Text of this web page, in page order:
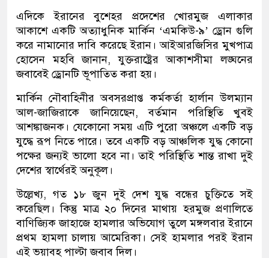
এদিকে ইরানের বুশেহর প্রদেশের খোরমুজ এলাকার
আকাশে একটি অত্যাধুনিক মার্কিন ‘এমকিউ-৯’ ড্রোন গুলি
করে নামানোর দাবি করেছে ইরান। আইআরজিসির মুখপাত্র
হোসেন মহবি জানান, যুক্তরাষ্ট্রের আকাশসীমা লঙ্ঘনের
জবাবেই ড্রোনটি ভূপাতিত করা হয়।
মার্কিন নৌবাহিনীর অবসরপ্রাপ্ত কর্মকর্তা হার্লান উলম্যান
আল-জাজিরাকে জানিয়েছেন, বর্তমান পরিস্থিতি খুবই
আশঙ্কাজনক। যেকোনো সময় এটি পুরো অঞ্চলে একটি বড়
যুদ্ধে রূপ নিতে পারে। তবে একটি বড় আঞ্চলিক যুদ্ধ কোনো
পক্ষের জন্যই ভালো হবে না। তাই পরিস্থিতি শান্ত রাখা দুই
দেশের স্বার্থেরই অনুকূল।
উল্লেখ্য, গত ১৮ জুন দুই দেশ যুদ্ধ বন্ধের চুক্তিতে সই
করেছিল। কিন্তু মাত্র ২০ দিনের মাথায় হরমুজ প্রণালিতে
বাণিজ্যিক জাহাজে হামলার অভিযোগ তুলে মঙ্গলবার ইরানে
প্রথম হামলা চালায় আমেরিকা। সেই হামলার পরই ইরান
এই ভয়াবহ পাল্টা জবাব দিল।